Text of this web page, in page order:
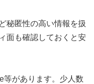
秘匿性の高い情報を扱
面も確認しておくと安
等があります。少人数